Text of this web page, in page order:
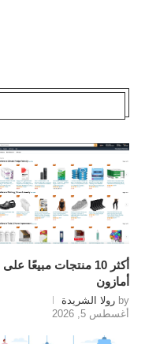
أكثر 10 منتجات مبيعًا على
أمازون
by رولا الشريدة
أغسطس 5, 2026